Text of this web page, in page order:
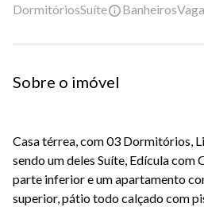
DormitóriosSuíte Banheiros
Sobre o imóvel
Casa térrea, com 03 Dormitórios,
sendo um deles Suíte, Edícula com
parte inferior e um apartamento
superior, pátio todo calçado com